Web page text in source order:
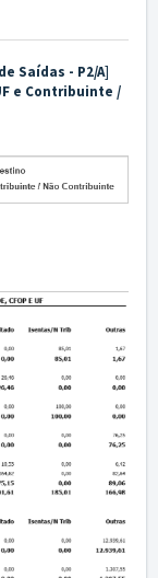
Saídas - P2/A]
e Contribuinte /